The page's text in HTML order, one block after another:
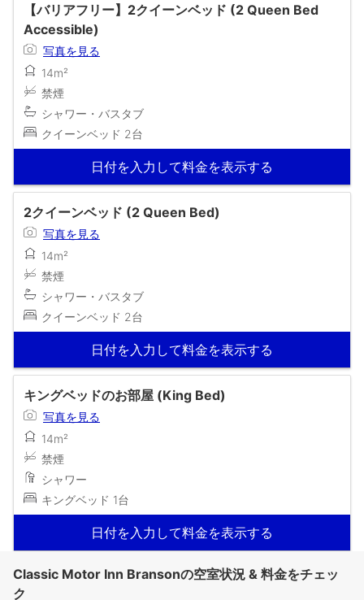
【バリアフリー】2クイーンベッド (2 Queen Bed
Accessible)
写真を見る
14m²
禁煙
シャワー・バスタブ
クイーンベッド 2台
日付を入力して料金を表示する
2クイーンベッド (2 Queen Bed)
写真を見る
14m²
禁煙
シャワー・バスタブ
クイーンベッド 2台
日付を入力して料金を表示する
キングベッドのお部屋 (King Bed)
写真を見る
14m²
禁煙
シャワー
キングベッド 1台
日付を入力して料金を表示する
Classic Motor Inn Bransonの空室状況 & 料金をチェッ
ク